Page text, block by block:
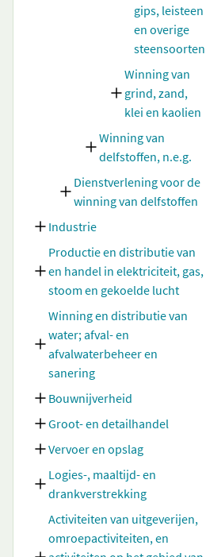
gips, leisteen
en overige
steensoorten
Winning van
grind, zand,
klei en kaolien
Winning van
delfstoffen, n.e.g.
Dienstverlening voor de
winning van delfstoffen
Industrie
Productie en distributie van
en handel in elektriciteit, gas,
stoom en gekoelde lucht
Winning en distributie van
water; afval- en
afvalwaterbeheer en
sanering
Bouwnijverheid
Groot- en detailhandel
Vervoer en opslag
Logies-, maaltijd- en
drankverstrekking
Activiteiten van uitgeverijen,
omroepactiviteiten, en